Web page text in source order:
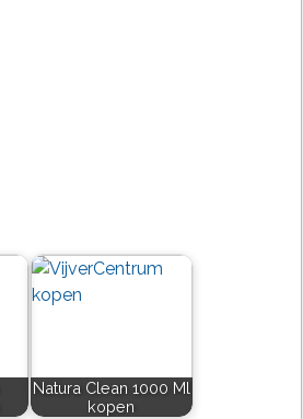
Natura Clean 1000 Ml
kopen